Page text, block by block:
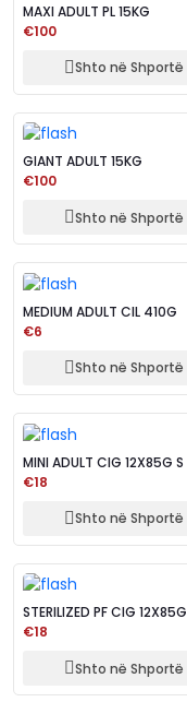
MAXI ADULT PL 15KG
€100
Shto në Shportë
GIANT ADULT 15KG
€100
Shto në Shportë
MEDIUM ADULT CIL 410G
€6
Shto në Shportë
MINI ADULT CIG 12X85G S
€18
Shto në Shportë
STERILIZED PF CIG 12X85G
€18
Shto në Shportë